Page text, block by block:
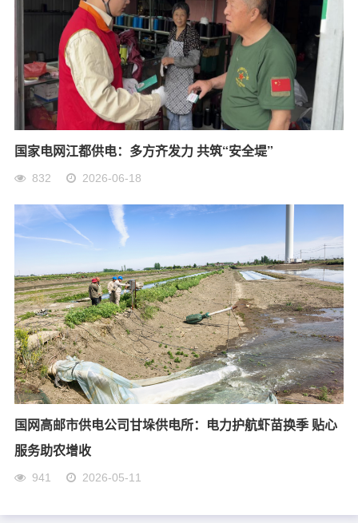
国家电网江都供电：多方齐发力 共筑“安全堤”
832 2026-06-18
国网高邮市供电公司甘垛供电所：电力护航虾苗换季 贴心
服务助农增收
941 2026-05-11